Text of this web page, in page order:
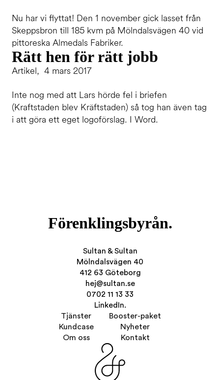
Nu har vi flyttat! Den 1 november gick lasset från
Skeppsbron till 185 kvm på Mölndalsvägen 40 vid
pittoreska Almedals Fabriker.
Rätt hen för rätt jobb
Artikel, 4 mars 2017
Inte nog med att Lars hörde fel i briefen
(Kraftstaden blev Kräftstaden) så tog han även tag
i att göra ett eget logoförslag. I Word.
Förenklingsbyrån.
Sultan & Sultan
Mölndalsvägen 40
412 63 Göteborg
hej@sultan.se
0702 11 13 33
LinkedIn.
Tjänster
Kundcase
Om oss
Booster-paket
Nyheter
Kontakt